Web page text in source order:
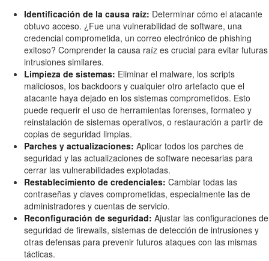
Identificación de la causa raíz: Determinar cómo el atacante
obtuvo acceso. ¿Fue una vulnerabilidad de software, una
credencial comprometida, un correo electrónico de phishing
exitoso? Comprender la causa raíz es crucial para evitar futuras
intrusiones similares.
Limpieza de sistemas: Eliminar el malware, los scripts
maliciosos, los backdoors y cualquier otro artefacto que el
atacante haya dejado en los sistemas comprometidos. Esto
puede requerir el uso de herramientas forenses, formateo y
reinstalación de sistemas operativos, o restauración a partir de
copias de seguridad limpias.
Parches y actualizaciones: Aplicar todos los parches de
seguridad y las actualizaciones de software necesarias para
cerrar las vulnerabilidades explotadas.
Restablecimiento de credenciales: Cambiar todas las
contraseñas y claves comprometidas, especialmente las de
administradores y cuentas de servicio.
Reconfiguración de seguridad: Ajustar las configuraciones de
seguridad de firewalls, sistemas de detección de intrusiones y
otras defensas para prevenir futuros ataques con las mismas
tácticas.